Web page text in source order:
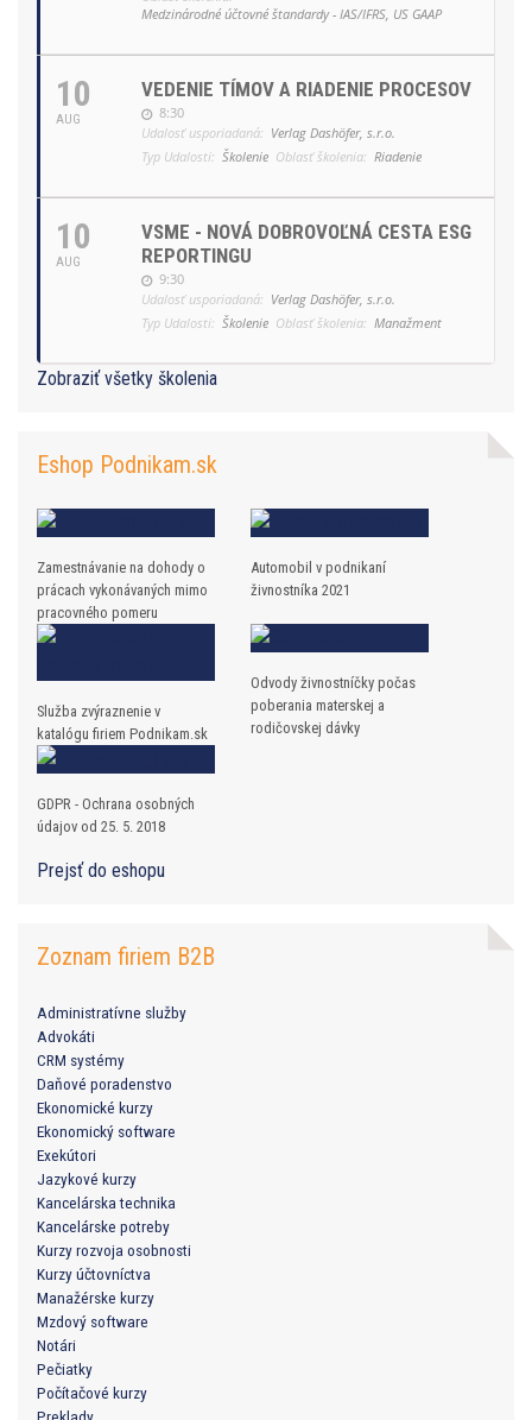
Medzinárodné účtovné štandardy - IAS/IFRS, US GAAP
10
AUG
VEDENIE TÍMOV A RIADENIE PROCESOV
8:30
Udalosť usporiadaná: Verlag Dashöfer, s.r.o.
Typ Udalosti: Školenie Oblasť školenia: Riadenie
10
AUG
VSME - NOVÁ DOBROVOĽNÁ CESTA ESG
REPORTINGU
9:30
Udalosť usporiadaná: Verlag Dashöfer, s.r.o.
Typ Udalosti: Školenie Oblasť školenia: Manažment
Zobraziť všetky školenia
Eshop Podnikam.sk
Zamestnávanie na dohody o
prácach vykonávaných mimo
pracovného pomeru
Automobil v podnikaní
živnostníka 2021
Služba zvýraznenie v
katalógu firiem Podnikam.sk
Odvody živnostníčky počas
poberania materskej a
rodičovskej dávky
GDPR - Ochrana osobných
údajov od 25. 5. 2018
Prejsť do eshopu
Zoznam firiem B2B
Administratívne služby
Advokáti
CRM systémy
Daňové poradenstvo
Ekonomické kurzy
Ekonomický software
Exekútori
Jazykové kurzy
Kancelárska technika
Kancelárske potreby
Kurzy rozvoja osobnosti
Kurzy účtovníctva
Manažérske kurzy
Mzdový software
Notári
Pečiatky
Počítačové kurzy